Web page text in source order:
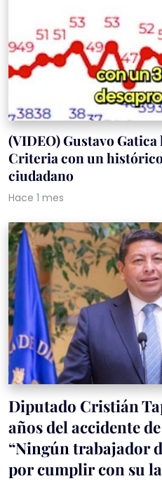
(VIDEO) Gustavo
Criteria con un histórico
ciudadano
Hace 1 mes
Diputado Cristián
años del accidente
“Ningún trabajador
por cumplir con su